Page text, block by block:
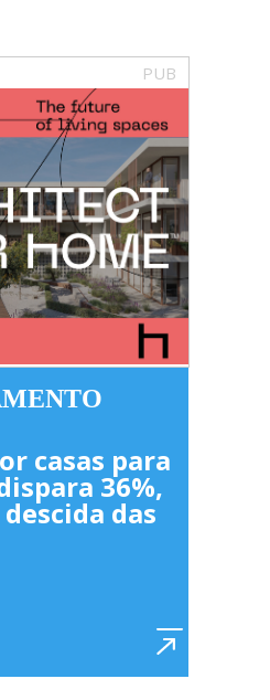
PUB
casas para
36%,
das